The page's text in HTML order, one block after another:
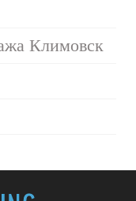
Климовск